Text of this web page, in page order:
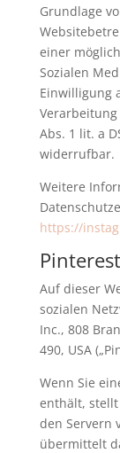
Grundlage
einer
Sozialen
Einwilligung
Abs. 1 lit. a
widerrufbar.
Weitere
https://
Auf dieser
sozialen
Inc., 808
490, USA
Wenn Sie
enthält,
den Servern
übermittelt